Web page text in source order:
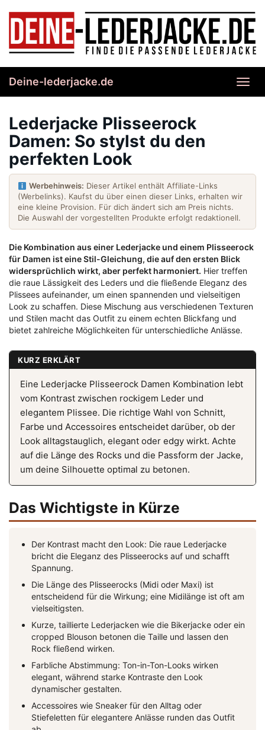
content
Deine-lederjacke.de
Lederjacke Plisseerock
Damen: So stylst du den
perfekten Look
Werbehinweis: Dieser Artikel enthält Affiliate-Links
(Werbelinks). Kaufst du über einen dieser Links, erhalten wir
eine kleine Provision. Für dich ändert sich am Preis nichts.
Die Auswahl der vorgestellten Produkte erfolgt redaktionell.
Die Kombination aus einer Lederjacke und einem Plisseerock
für Damen ist eine Stil-Gleichung, die auf den ersten Blick
widersprüchlich wirkt, aber perfekt harmoniert. Hier treffen
die raue Lässigkeit des Leders und die fließende Eleganz des
Plissees aufeinander, um einen spannenden und vielseitigen
Look zu schaffen. Diese Mischung aus verschiedenen Texturen
und Stilen macht das Outfit zu einem echten Blickfang und
bietet zahlreiche Möglichkeiten für unterschiedliche Anlässe.
KURZ ERKLÄRT
Eine Lederjacke Plisseerock Damen Kombination lebt
vom Kontrast zwischen rockigem Leder und
elegantem Plissee. Die richtige Wahl von Schnitt,
Farbe und Accessoires entscheidet darüber, ob der
Look alltagstauglich, elegant oder edgy wirkt. Achte
auf die Länge des Rocks und die Passform der Jacke,
um deine Silhouette optimal zu betonen.
Das Wichtigste in Kürze
Der Kontrast macht den Look: Die raue Lederjacke
bricht die Eleganz des Plisseerocks auf und schafft
Spannung.
Die Länge des Plisseerocks (Midi oder Maxi) ist
entscheidend für die Wirkung; eine Midilänge ist oft am
vielseitigsten.
Kurze, taillierte Lederjacken wie die Bikerjacke oder ein
cropped Blouson betonen die Taille und lassen den
Rock fließend wirken.
Farbliche Abstimmung: Ton-in-Ton-Looks wirken
elegant, während starke Kontraste den Look
dynamischer gestalten.
Accessoires wie Sneaker für den Alltag oder
Stiefeletten für elegantere Anlässe runden das Outfit